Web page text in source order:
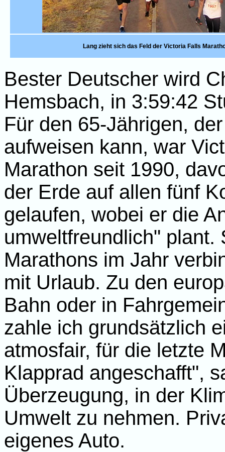
Lang zieht sich das Feld der Victoria Falls
Bester Deutscher wird
Hemsbach, in 3:59:42
Für den 65-Jährigen,
aufweisen kann, war
Marathon seit 1990,
der Erde auf allen fünf
gelaufen, wobei er die
umweltfreundlich" plant.
Marathons im Jahr
mit Urlaub. Zu den
Bahn oder in
zahle ich grundsätzlich
atmosfair, für die letzte
Klapprad angeschafft",
Überzeugung, in der
Umwelt zu nehmen.
eigenes Auto.